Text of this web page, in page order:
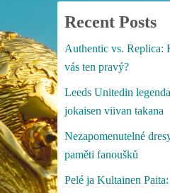
Recent Posts
Authentic vs. Replica:
vás ten pravý?
Leeds Unitedin
jokaisen viivan takana
Nezapomenutelné
paměti fanoušků
Pelé ja Kultainen